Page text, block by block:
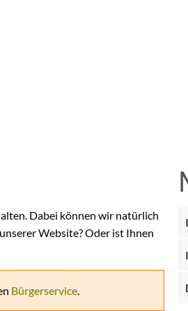
Dabei können wir natürlich
Website? Oder ist Ihnen
Bürgerservice.